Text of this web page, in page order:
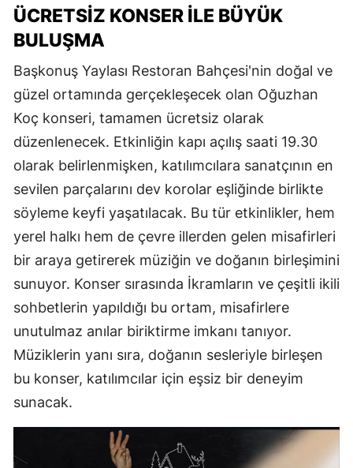
ÜCRETSİZ KONSER İLE BÜYÜK
BULUŞMA
Başkonuş Yaylası Restoran Bahçesi'nin doğal ve
güzel ortamında gerçekleşecek olan Oğuzhan
Koç konseri, tamamen ücretsiz olarak
düzenlenecek. Etkinliğin kapı açılış saati 19.30
olarak belirlenmişken, katılımcılara sanatçının en
sevilen parçalarını dev korolar eşliğinde birlikte
söyleme keyfi yaşatılacak. Bu tür etkinlikler, hem
yerel halkı hem de çevre illerden gelen misafirleri
bir araya getirerek müziğin ve doğanın birleşimini
sunuyor. Konser sırasında İkramların ve çeşitli ikili
sohbetlerin yapıldığı bu ortam, misafirlere
unutulmaz anılar biriktirme imkanı tanıyor.
Müziklerin yanı sıra, doğanın sesleriyle birleşen
bu konser, katılımcılar için eşsiz bir deneyim
sunacak.